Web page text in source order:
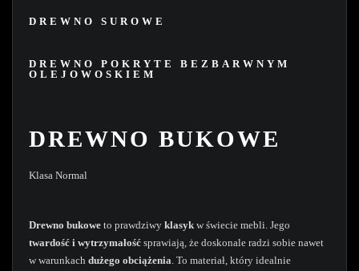
DREWNO SUROWE
DREWNO POKRYTE BEZBARWNYM
OLEJOWOSKIEM
DREWNO BUKOWE
Klasa Normal
Drewno bukowe to prawdziwy klasyk w świecie mebli. Jego
twardość i wytrzymałość sprawiają, że doskonale radzi sobie nawet
w warunkach dużego obciążenia. To materiał, który idealnie